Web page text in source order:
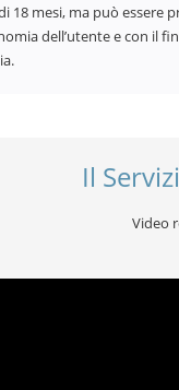
18 mesi, ma può
dell’utente e con il
Il
Video